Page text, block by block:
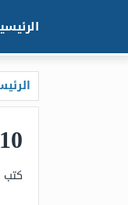
10 من شهر ذو الحجة كم يوافق ميلادي 2025